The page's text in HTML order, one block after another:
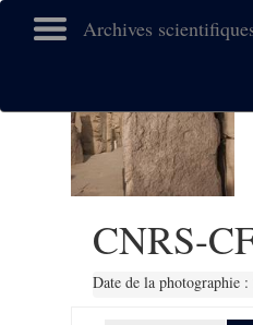
Archives
CNRS-
Date de la photographie :